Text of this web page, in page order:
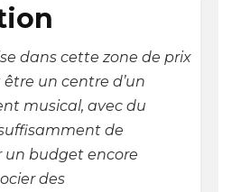
dans cette zone de prix
être un centre d’un
musical, avec du
de
un budget encore
des